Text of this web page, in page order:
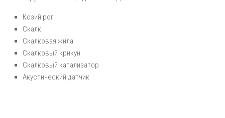
Козий рог
Скалк
Скалковая жила
Скалковый крикун
Скалковый катализатор
Акустический датчик